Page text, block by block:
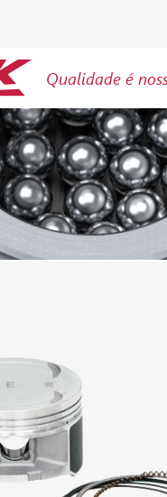
Qualidade é